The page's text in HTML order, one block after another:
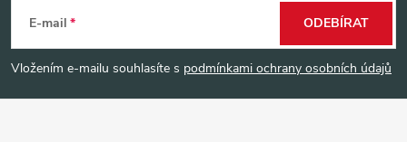
p
E-mail
Vložením e-mailu souhlasíte s podmínkami ochrany osobních údajů
ODEBÍRAT